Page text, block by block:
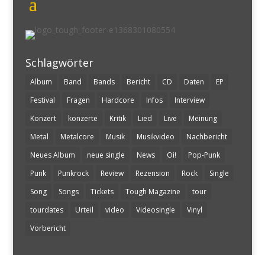
Schlagwörter
Album Band Bands Bericht CD Daten
EP
Festival
Fragen Hardcore Infos
Interview
Konzert
konzerte Kritik Lied Live
Meinung
Metal
Metalcore Musik Musikvideo
Nachbericht
Neues Album
neue single News Oi!
Pop-Punk
Punk
Punkrock Review Rezension Rock
Single
Song
Songs Tickets Tough Magazine
tour
tourdates
Urteil video Videosingle
Vinyl
Vorbericht